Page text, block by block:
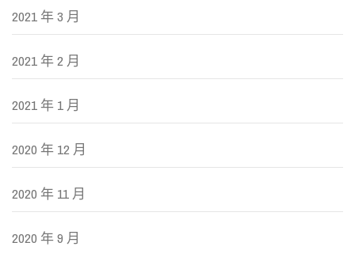
2021 年 3 月
2021 年 2 月
2021 年 1 月
2020 年 12 月
2020 年 11 月
2020 年 9 月